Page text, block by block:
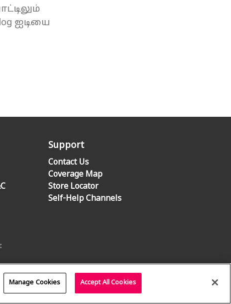
ஐடியை
Support
Contact Us
Coverage Map
Store Locator
Self-Help Channels
Manage Cookies Accept All Cookies